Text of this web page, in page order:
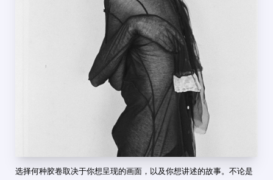
选择何种胶卷取决于你想呈现的画面，以及你想讲述的故事。不论是